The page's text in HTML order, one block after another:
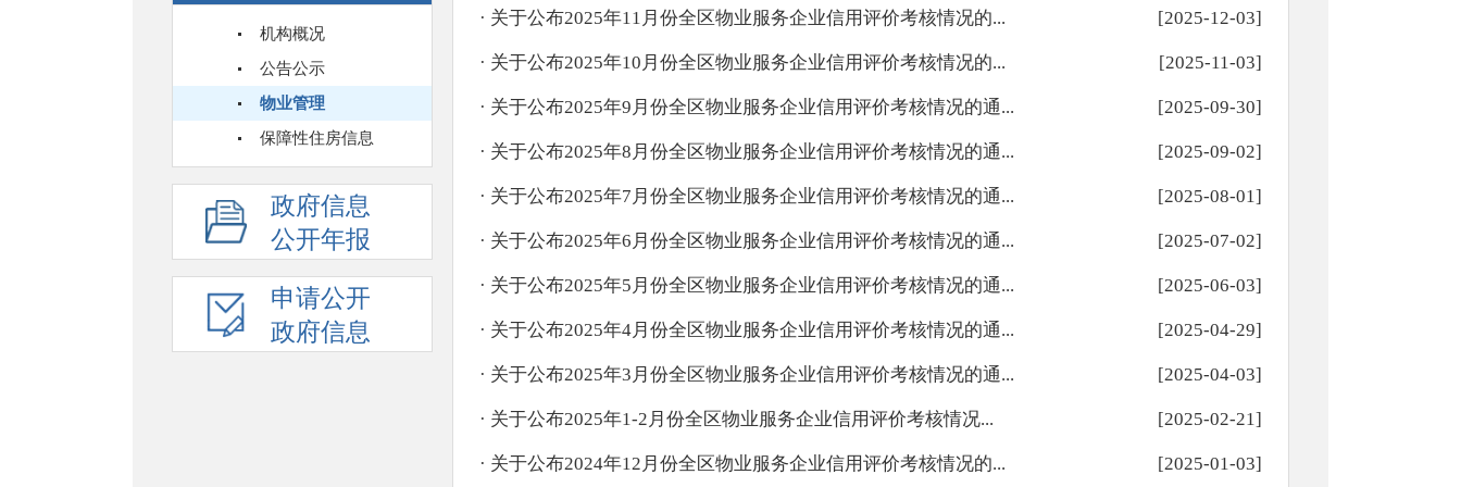
机构概况
公告公示
物业管理
保障性住房信息
政府信息
公开年报
申请公开
政府信息